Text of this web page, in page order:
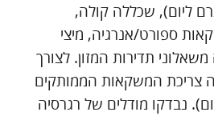
ליום), שכללה קולה,
ספורט/אנרגיה, מיצי
תדירות המזון. לצורך
צריכת המשקאות הממותקים
מ"ל ליום). נבדקו מודלים של רגרסיה